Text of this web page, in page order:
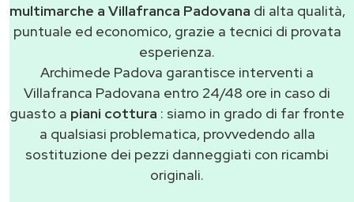
multimarche a Villafranca Padovana di alta qualità,
puntuale ed economico, grazie a tecnici di provata
esperienza.
Archimede Padova garantisce interventi a
Villafranca Padovana entro 24/48 ore in caso di
guasto a piani cottura : siamo in grado di far fronte
a qualsiasi problematica, provvedendo alla
sostituzione dei pezzi danneggiati con ricambi
originali.